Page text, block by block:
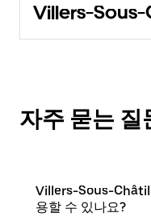
Villers-Sous-
자주 묻는 질
Villers-Sous-
용할 수 있나요?